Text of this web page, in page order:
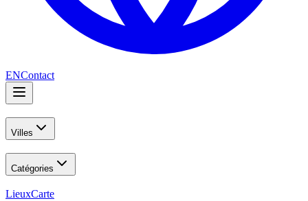
ENContact
Villes
Catégories
LieuxCarte